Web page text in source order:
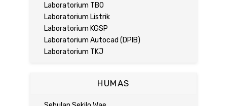
Laboratorium TBO
Laboratorium Listrik
Laboratorium KGSP
Laboratorium Autocad (DPIB)
Laboratorium TKJ
HUMAS